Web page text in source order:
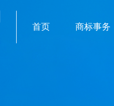
首页 商标事务